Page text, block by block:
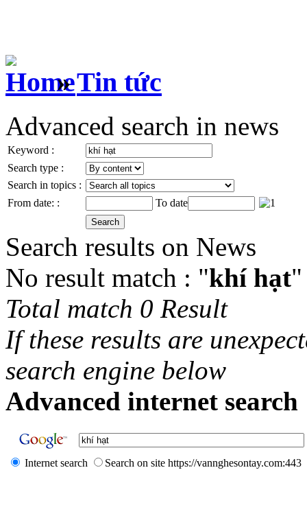
» Tin tức
Advanced search in news
Keyword :
Search type :
Search in topics :
From date: :
To date
Search results on News
No result match : "khí hạt"
Total match 0 Result
If these results are
search engine below
Advanced internet search
Internet search Search on site https://vannghesontay.com:443